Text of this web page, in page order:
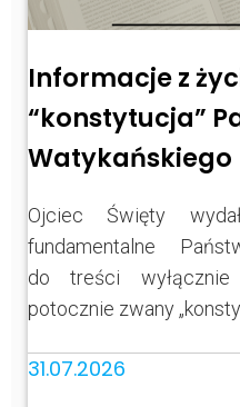
Informacje z
“konstytucja”
Watykańskiego
Ojciec Święty
fundamentalne
do treści wyłącznie
potocznie zwany
31.07.2026